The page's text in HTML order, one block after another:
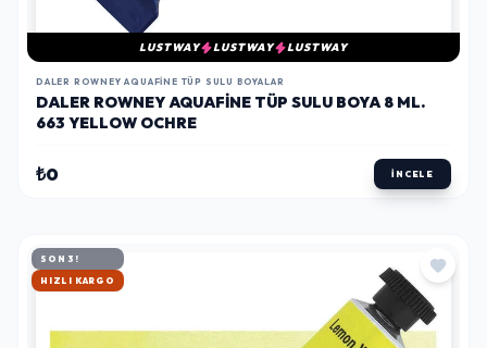
LUSTWAY LUSTWAY LUSTWAY
DALER ROWNEY AQUAFINE TÜP SULU BOYALAR
DALER ROWNEY AQUAFINE TÜP SULU BOYA 8 ML.
663 YELLOW OCHRE
₺0 İNCELE
SON 3!
HIZLI KARGO